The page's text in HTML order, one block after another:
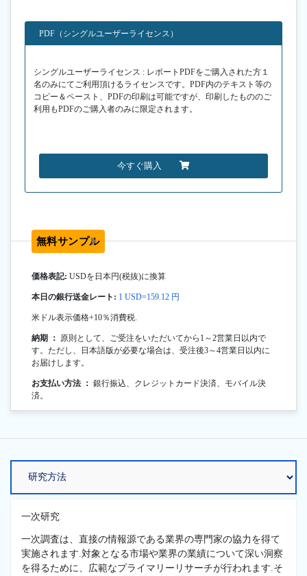
PDF（シングルユーザーライセンス）
シングルユーザーライセンス : レポートPDFをご購入された方１
名のみにてご利用頂けるライセンスです。PDF内のテキスト等の
コピー＆ペースト、PDFの印刷は可能ですが、印刷したもののご
利用もPDFのご購入者のみに限定されます。
今すぐ購入
無料サンプル
価格表記: USDを日本円(税抜)に換算
本日の銀行送金レート: 1 USD=159.12 円
米ドル表示価格+10％消費税.
納期 ： 原則として、ご受注をいただいてから1～2営業日以内で
す。ただし、日本語版が必要な場合は、受注後3～4営業日以内に
お届けします。
お支払い方法 ： 銀行振込、クレジットカード決済、モバイル決
済。
一次研究
一次調査は、直接の情報源である業界の専門家の協力を得て
実施されます.対象となる市場や業界の業績について深い洞察
を得るために、広範なプライマリーリサーチが行われます.そ